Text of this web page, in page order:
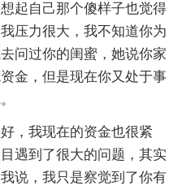
起自己那个傻样子也觉得
压力很大，我不知道你为
问过你的闺蜜，她说你家
金，但是现在你又处于事
，我现在的资金也很紧
遇到了很大的问题，其实
说，我只是察觉到了你有